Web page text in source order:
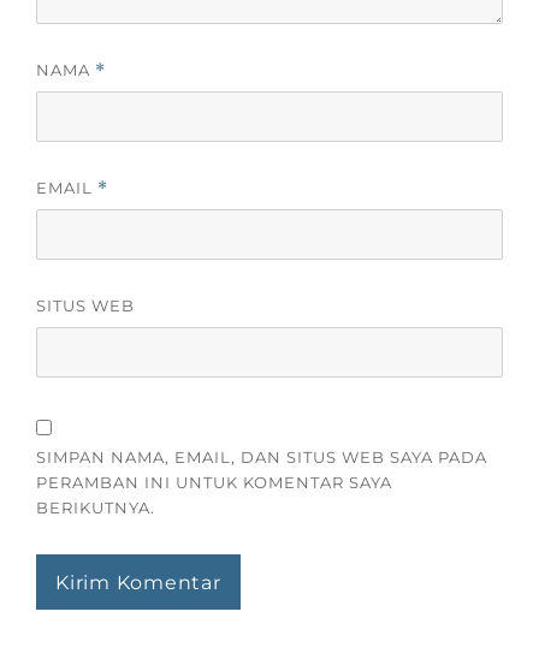
NAMA *
EMAIL *
SITUS WEB
SIMPAN NAMA, EMAIL, DAN SITUS WEB SAYA PADA
PERAMBAN INI UNTUK KOMENTAR SAYA
BERIKUTNYA.